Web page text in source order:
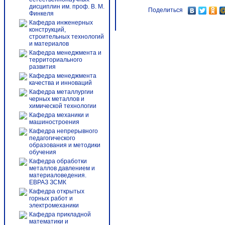
дисциплин им. проф. В. М.
Финкеля
Кафедра инженерных
конструкций,
строительных технологий
и материалов
Кафедра менеджмента и
территориального
развития
Кафедра менеджмента
качества и инноваций
Кафедра металлургии
черных металлов и
химической технологии
Кафедра механики и
машиностроения
Кафедра непрерывного
педагогического
образования и методики
обучения
Кафедра обработки
металлов давлением и
материаловедения.
ЕВРАЗ ЗСМК
Кафедра открытых
горных работ и
электромеханики
Кафедра прикладной
математики и
Поделиться